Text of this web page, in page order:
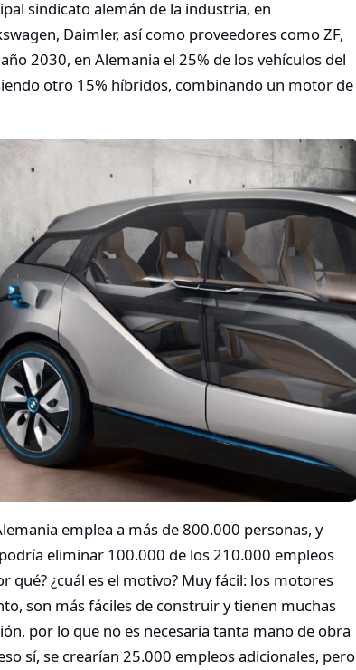
sindicato alemán de la industria, en
Daimler, así como proveedores como ZF,
2030, en Alemania el 25% de los vehículos del
otro 15% híbridos, combinando un motor de
emplea a más de 800.000 personas, y
eliminar 100.000 de los 210.000 empleos
qué? ¿cuál es el motivo? Muy fácil: los motores
son más fáciles de construir y tienen muchas
por lo que no es necesaria tanta mano de obra
sí, se crearían 25.000 empleos adicionales, pero